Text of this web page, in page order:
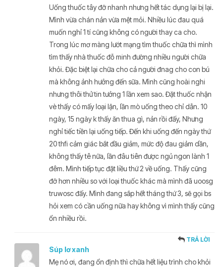
Uống thuốc tây đỡ nhanh nhưng hết tác dụng lại bị lại.
Mình vừa chán nản vừa mệt mỏi. Nhiều lúc đau quá
muốn nghỉ 1 tí cũng không có người thay ca cho.
Trong lúc mơ màng lướt mạng tìm thuốc chữa thì mình
tìm thấy nhà thuốc đỗ minh đường nhiều người chữa
khỏi. Đặc biệt lại chữa cho cả người đnag cho con bú
mà không ảnh hưởng đến sữa. Mình cũng hoài nghi
nhưng thôi thử tin tưởng 1 lần xem sao. Đặt thuốc nhận
vè thấy có mấy loại lận, lần mò uống theo chỉ dẫn. 10
ngày, 15 ngày k thấy ăn thua gì, nản rồi đấy, Nhưng
nghỉ tiếc tiền lại uống tiếp. Đến khi uống đến ngày thứ
20 thfi cảm giác bắt đầu giảm, mức độ đau giảm dần,
không thấy tê nữa, lần đâu tiên được ngủ ngon lành 1
đêm. Mình tiếp tục đặt liều thứ 2 về uống. Thấy cũng
đỡ hơn nhiều so với loại thuốc khác mà mình đã uoosg
truwosc đấy. Mình đang sắp hết tháng thứ 3, sẽ gọi bs
hỏi xem có cần uống nữa hay không vì mình thấy cũng
ổn nhiều rồi.
Súp lơ xanh
TRẢ LỜI
Mẹ nó ơi, đang ổn định thì chữa hết liệu trình cho khỏi